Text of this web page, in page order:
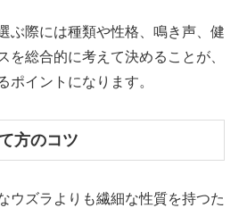
ぶ際には種類や性格、鳴き声、健
を総合的に考えて決めることが、
ポイントになります。
方のコツ
ウズラよりも繊細な性質を持つた